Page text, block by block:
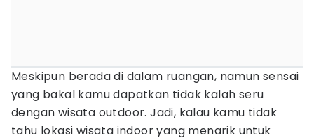
Meskipun berada di dalam ruangan, namun sensai
yang bakal kamu dapatkan tidak kalah seru
dengan wisata outdoor. Jadi, kalau kamu tidak
tahu lokasi wisata indoor yang menarik untuk